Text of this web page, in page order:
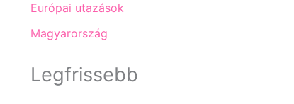
Európai utazások
Magyarország
Legfrissebb